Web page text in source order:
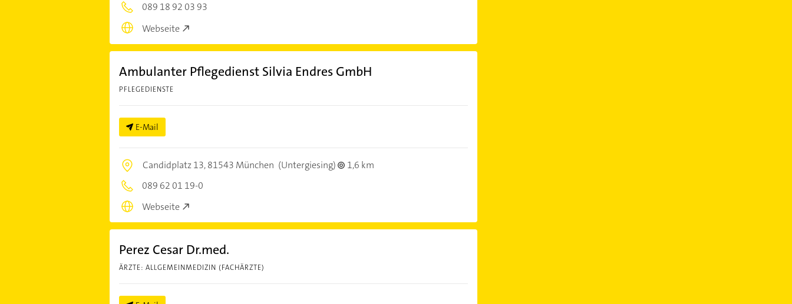
089 18 92 03 93
Webseite
Ambulanter Pflegedienst Silvia Endres GmbH
PFLEGEDIENSTE
E-Mail
Candidplatz 13,81543 München (Untergiesing)
1,6 km
089 62 01 19-0
Webseite
Perez Cesar Dr.med.
ÄRZTE: ALLGEMEINMEDIZIN (FACHÄRZTE)